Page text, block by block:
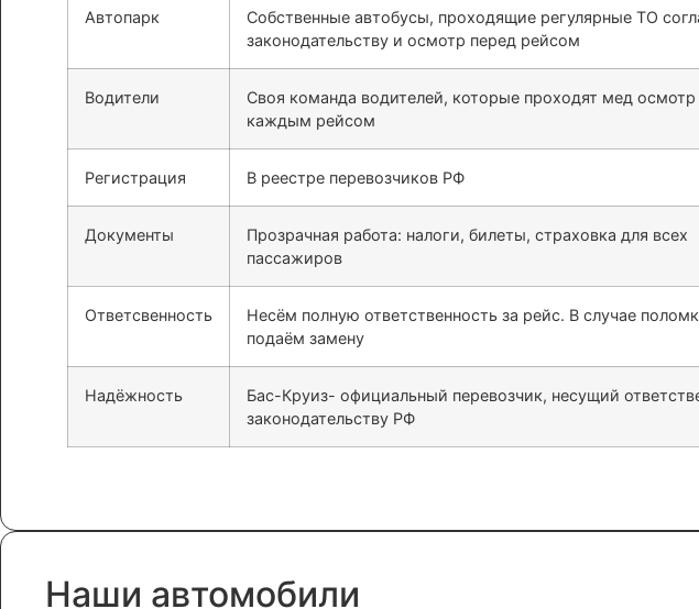
Автопарк
Собственные автобусы, проходящие регулярные ТО
законодательству и осмотр перед рейсом
Водители
Своя команда водителей, которые проходят мед осмотр
каждым рейсом
Регистрация В реестре перевозчиков РФ
Документы
Прозрачная работа: налоги, билеты, страховка для всех
пассажиров
Ответсвенность
Несём полную ответственность за рейс. В случае
подаём замену
Надёжность
Бас-Круиз- официальный перевозчик, несущий
законодательству РФ
Наши автомобили